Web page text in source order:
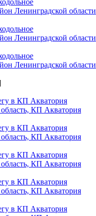
Ленинградской области
Ленинградской области
Ленинградской области
в КП Акватория
КП Акватория
в КП Акватория
КП Акватория
в КП Акватория
КП Акватория
в КП Акватория
КП Акватория
в КП Акватория